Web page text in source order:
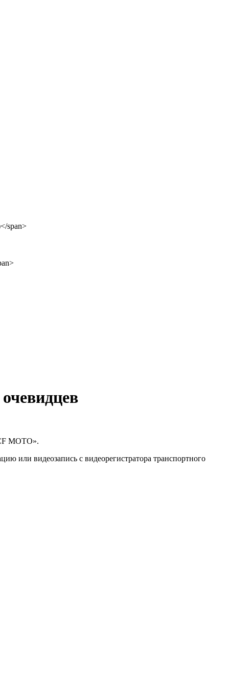
MOTO».
или видеозапись с видеорегистратора транспортного